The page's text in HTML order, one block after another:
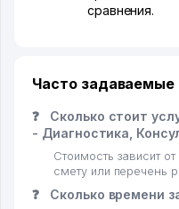
сравнения.
Часто задаваемые
❓
Сколько стоит
- Диагностика,
Стоимость зависит
смету или перечень
❓ Сколько времени